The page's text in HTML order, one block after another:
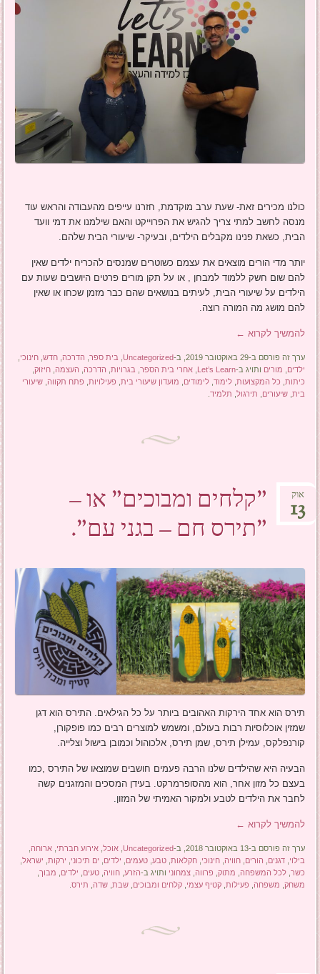
כולנו מכירים זאת- שעת ערב מוקדמת, חזרנו עייפים מהעבודה והראש עוד
מנסה לחשב למתי צריך להגיש את הפרוייקט והאם שילמנו את דמי וועד
הבית, כשאת פנינו מקבלים הילדים, ובעיקר- שיעורי הבית שלהם.
יותר מדי הורים מוצאים את עצמם כשוטרים שמנסים להכריח ילדים שאין
להם שום חשק ללמוד למבחן , או על תקן מורים פרטים היושבים שעות עם
הילדים על שיעורי הבית, לעיתים בנושאים שהם כבר מזמן שכחו או שאין
להם מושג מה המורה רוצה.
להמשיך לקרוא ←
ערך זה פורסם ב-29 באוקטובר 2019, ב- Uncategorized בית ספר הדרכה ,חדש ,חינוכי
ילדים
מורים ותויג ב-Let’s Learn
,אחרי בית הספר בגרויות הדרכה העצמה ,חיזוק
כיתות כל המקצועות ,לימוד ,לימודים מועדון שיעורי בית פעילויות פתח תקווה ,שיעורי
בית ,שיעורים תירגול תלמיד
"קלחים ומבוכים" או –
"תירס חם – בגני עם".
אוק
13
תירס הוא אחד הירקות האהובים ביותר על כל הגילאים. התירס הוא דגן
שמזין אוכלוסיות רבות בעולם, ומשמש למוצרים רבים כמו פופקורן,
קורנפלקס, עמילן תירס, שמן תירס, אלכוהול וכמובן בישול וצלייה.
הבעיה היא שהילדים שלנו הרבה פעמים חושבים שמוצאו של התירס ,כמו
בעצם כל מזון אחר, הוא מהסופרמרקט. בעידן המסכים והמזגנים קשה
לחבר את הילדים לטבע ולמקור האמיתי של המזון.
להמשיך לקרוא ←
ערך זה פורסם ב-13 באוקטובר 2018, ב- Uncategorized
,אוכל ,אירוע חברתי ,ארוחה
בילוי ,דגנים הורים ,חוויה ,חינוכי ,חקלאות ,טבע ,טעמים ילדים ים תיכוני ירקות ישראל
כשר ,לכל המשפחה מתוק פרווה ,צמחוני ותויג ב-הזרע ,חוויה ,טעים ילדים מבוך
משחק משפחה פעילות ,קטיף עצמי ,קלחים ומבוכים ,שבת ,שדה תירס